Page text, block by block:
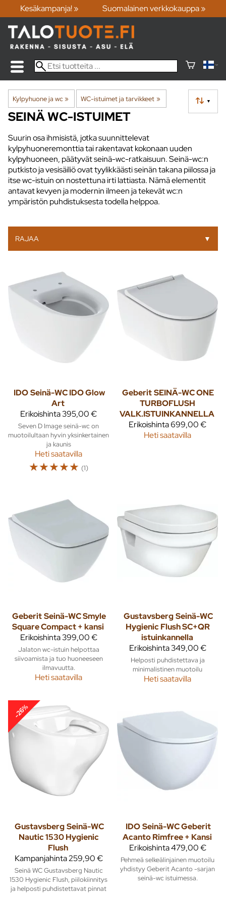
Kesäkampanja! » Suomalainen verkkokauppa »
Kylpyhuone ja wc‪» WC-istuimet ja tarvikkeet ‪» ▼
SEINÄ WC-ISTUIMET
Suurin osa ihmisistä, jotka suunnittelevat
kylpyhuoneremonttia tai rakentavat kokonaan uuden
kylpyhuoneen, päätyvät seinä-wc-ratkaisuun. Seinä-wc:n
putkisto ja vesisäiliö ovat tyylikkäästi seinän takana piilossa ja
itse wc-istuin on nostettuna irti lattiasta. Nämä elementit
antavat kevyen ja modernin ilmeen ja tekevät wc:n
ympäristön puhdistuksesta todella helppoa.
RAJAA ▼
IDO Seinä-WC IDO Glow
Art
Erikoishinta395,00 €
Seven D Image seinä-wc on
muotoilultaan hyvin yksinkertainen
ja kaunis
Heti saatavilla
☆☆☆☆☆ (1)
GeberitSEINÄ-WC ONE
TURBOFLUSH
VALK.ISTUINKANNELLA
Erikoishinta699,00 €
Heti saatavilla
GeberitSeinä-WC Smyle
Square Compact + kansi
Erikoishinta399,00 €
Jalaton wc-istuin helpottaa
siivoamista ja tuo huoneeseen
ilmavuutta.
Heti saatavilla
Gustavsberg Seinä-WC
Hygienic Flush SC+QR
istuinkannella
Erikoishinta349,00 €
Helposti puhdistettava ja
minimalistinen muotoilu
Heti saatavilla
-26%
Gustavsberg Seinä-WC
Nautic 1530 Hygienic
Flush
Kampanjahinta259,90 €
Seinä WC Gustavsberg Nautic
1530 Hygienic Flush, piilokiinnitys
ja helposti puhdistettavat pinnat
IDO Seinä-WC Geberit
Acanto Rimfree + Kansi
Erikoishinta479,00 €
Pehmeä selkeälinjainen muotoilu
yhdistyy Geberit Acanto -sarjan
seinä-wc istuimessa.